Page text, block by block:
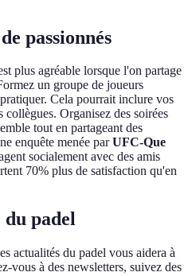
passionnés
plus agréable lorsque l'on partage
un groupe de joueurs
Cela pourrait inclure vos
Organisez des soirées
tout en partageant des
enquête menée parUFC-Que
socialement avec des amis
70% plus de satisfaction qu'en
padel
actualités du padel vous aidera à
vous à des newsletters, suivez des